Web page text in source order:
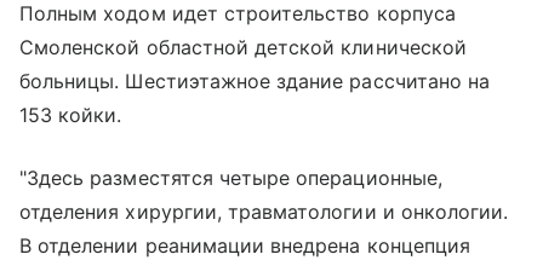
Полным ходом идет строительство корпуса
Смоленской областной детской клинической
больницы. Шестиэтажное здание рассчитано на
153 койки.
"Здесь разместятся четыре операционные,
отделения хирургии, травматологии и онкологии.
В отделении реанимации внедрена концепция